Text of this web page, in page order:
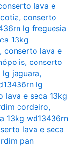
lava e
, conserto
lg freguesia
13kg
, conserto lava e
, conserto
lg jaguara,
lg
lava e seca 13kg
cordeiro,
13kg wd13436rn
lava e seca
pan